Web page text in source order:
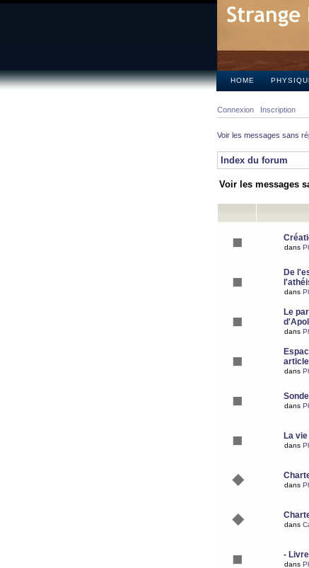
HOME
Connexion Inscription
Voir les messages sans
Index du forum
Voir les messages
dans
De
dans
Le
dans
dans
dans
La
dans
dans
dans
-
dans